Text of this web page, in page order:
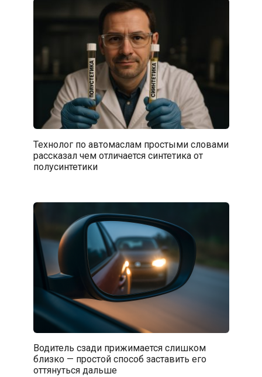
Технолог по автомаслам простыми словами
рассказал чем отличается синтетика от
полусинтетики
Водитель сзади прижимается слишком
близко — простой способ заставить его
оттянуться дальше